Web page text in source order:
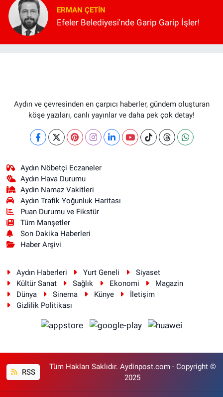
ERMAN ÇETIN
Efeler Belediyesi'nde Garip Garip İşler!
Aydın ve çevresinden en çarpıcı haberler, gündem oluşturan
köşe yazıları, canlı yayınlar ve daha pek çok detay!
Aydın Nöbetçi Eczaneler
Aydın Hava Durumu
Aydin Namaz Vakitleri
Aydın Trafik Yoğunluk Haritası
Puan Durumu ve Fikstür
Tüm Manşetler
Son Dakika Haberleri
Haber Arşivi
Aydın Haberleri Yurt Geneli
Siyaset
Kültür Sanat
Sağlık Ekonomi
Magazin
Dünya
Sinema Künye
İletişim
Gizlilik Politikası
RSS
Tüm Hakları Saklıdır. Aydinpost.com - Copyright ©
2025